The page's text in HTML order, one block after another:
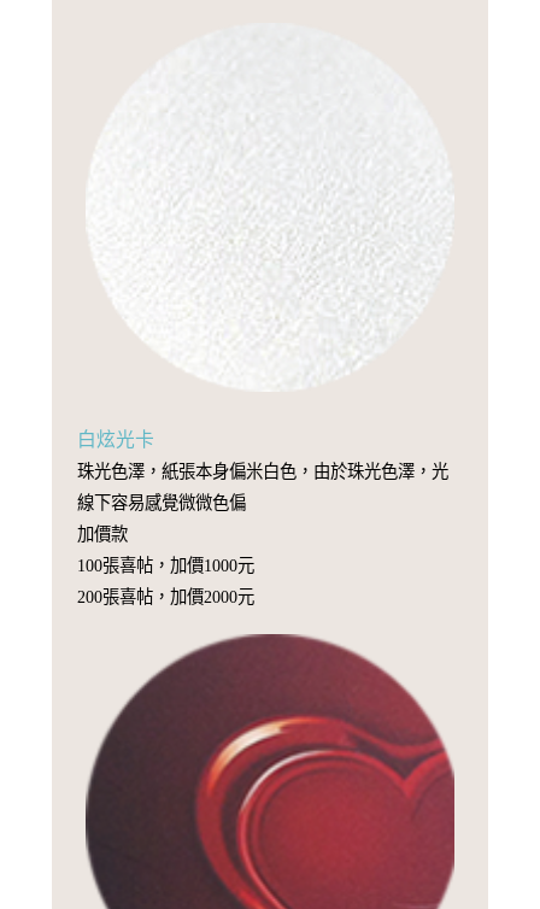
白炫光卡
珠光色澤，紙張本身偏米白色，由於珠光色澤，光
線下容易感覺微微色偏
加價款
100張喜帖，加價1000元
200張喜帖，加價2000元